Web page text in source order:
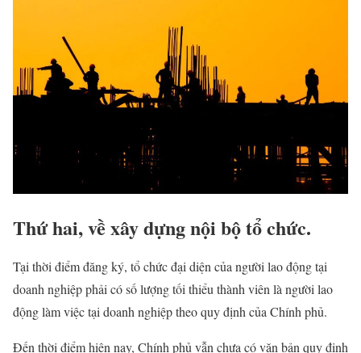
Thứ hai, về xây dựng nội bộ tổ chức.
Tại thời điểm đăng ký, tổ chức đại diện của người lao động tại
doanh nghiệp phải có số lượng tối thiểu thành viên là người lao
động làm việc tại doanh nghiệp theo quy định của Chính phủ.
Đến thời điểm hiện nay, Chính phủ vẫn chưa có văn bản quy định